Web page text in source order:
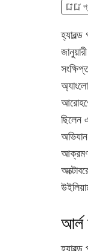
bookmark_addbookmark_added
ছিলেন
আর্ল